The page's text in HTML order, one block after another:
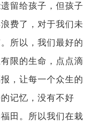
留给孩子，但孩子
费了，对于我们未
所以，我们最好的
限的生命，点点滴
，让每一个众生的
记忆，没有不好
田。所以我们在栽